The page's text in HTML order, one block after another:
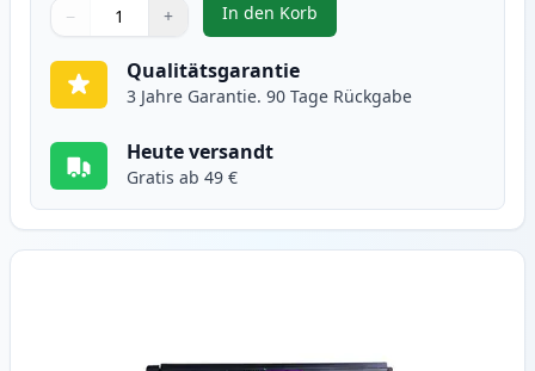
Verwenden Sie die Tasten, um anzupassen
− +
1
In den Korb
, Brother TN910C cyan XXL toner
Qualitätsgarantie
3 Jahre Garantie. 90 Tage Rückgabe
Heute versandt
Gratis ab 49 €